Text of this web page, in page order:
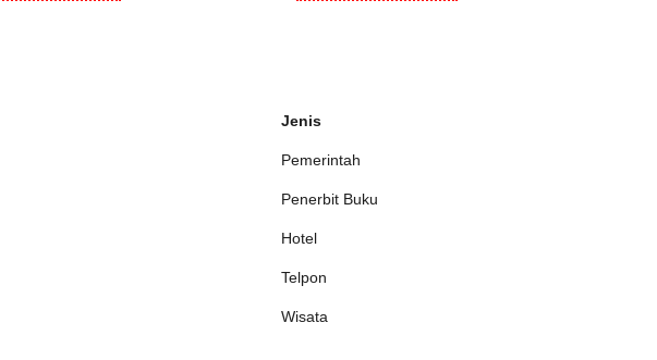
Jenis
Pemerintah
Penerbit Buku
Hotel
Telpon
Wisata